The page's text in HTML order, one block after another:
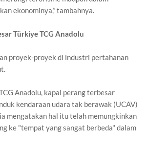
ekonominya,” tambahnya.
Türkiye TCG Anadolu
proyek-proyek di industri pertahanan
Anadolu, kapal perang terbesar
kendaraan udara tak berawak (UCAV)
mengatakan hal itu telah memungkinkan
ke "tempat yang sangat berbeda" dalam